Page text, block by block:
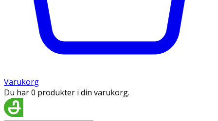
Varukorg
Du har 0 produkter i din varukorg.